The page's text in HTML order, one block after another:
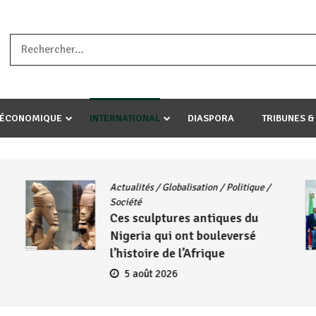
umariye umuryango wawe canke igihugu cakwibarutse
INTERNATIONAL DIASPORA TRIBUNES
CNDD-FDD/Diplomatie
Burundi – Kenya : Le CNDD-FDD
reçoit l’ambassadeur Wambuma
Henry